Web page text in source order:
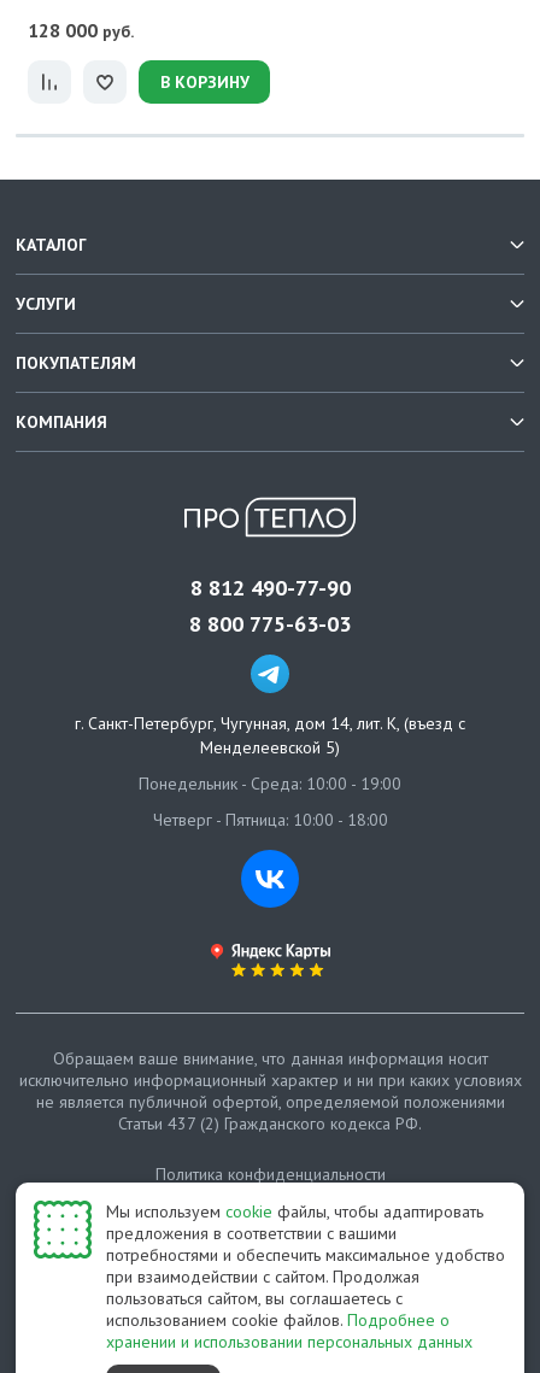
128 000 руб.
В КОРЗИНУ
Мы используем cookie файлы, чтобы адаптировать
предложения в соответствии с вашими
потребностями и обеспечить максимальное удобство
при взаимодействии с сайтом. Продолжая
пользоваться сайтом, вы соглашаетесь с
использованием cookie файлов. Подробнее о
хранении и использовании персональных данных
КАТАЛОГ
УСЛУГИ
ПОКУПАТЕЛЯМ
КОМПАНИЯ
8 812 490-77-90
8 800 775-63-03
г. Санкт-Петербург, Чугунная, дом 14, лит. К, (въезд с
Менделеевской 5)
Понедельник - Среда: 10:00 - 19:00
Четверг - Пятница: 10:00 - 18:00
© Протепло-СПб, 2011-2026
Обращаем ваше внимание, что данная информация носит
исключительно информационный характер и ни при каких условиях
не является публичной офертой, определяемой положениями
Статьи 437 (2) Гражданского кодекса РФ.
Политика конфиденциальности
Карта сайта
Разработано студией Feel Good St